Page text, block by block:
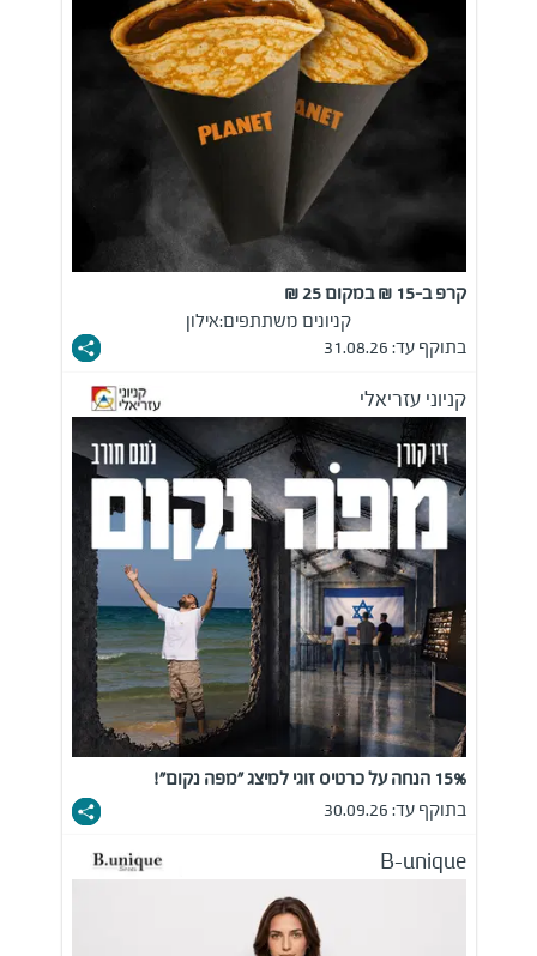
קרפ ב-15 ₪ במקום 25 ₪
קניונים משתתפים:אילון
בתוקף עד: 31.08.26
קניוני עזריאלי
15% הנחה על כרטיס זוגי למיצג "מפה נקום"!
בתוקף עד: 30.09.26
B-unique